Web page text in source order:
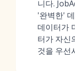
니다.
'완벽한'
데이터가
터가 자신
것을 우선